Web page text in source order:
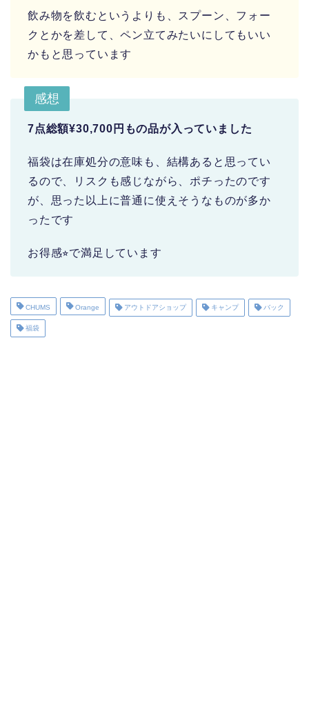
飲み物を飲むというよりも、スプーン、フォー
クとかを差して、ペン立てみたいにしてもいい
かもと思っています
感想
7点総額¥30,700円もの品が入っていました
福袋は在庫処分の意味も、結構あると思ってい
るので、リスクも感じながら、ポチったのです
が、思った以上に普通に使えそうなものが多か
ったです
お得感⭐︎で満足しています
CHUMS Orange アウトドアショップ キャンプ バック
福袋